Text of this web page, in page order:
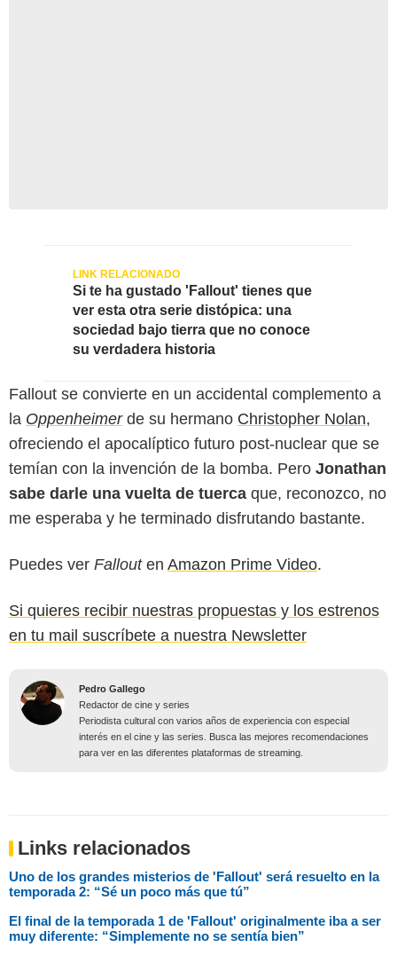
Si te ha gustado 'Fallout' tienes que
ver esta otra serie distópica: una
sociedad bajo tierra que no conoce
su verdadera historia
Fallout se convierte en un accidental complemento a
la Oppenheimerde su hermano Christopher Nolan,
ofreciendo el apocalíptico futuro post-nuclear que se
temían con la invención de la bomba. Pero Jonathan
sabe darle una vuelta de tuerca que, reconozco, no
me esperaba y he terminado disfrutando bastante.
Puedes ver Fallouten Amazon Prime Video.
Si quieres recibir nuestras propuestas y los estrenos
en tu mail suscríbete a nuestra Newsletter
Pedro Gallego
Redactor de cine y series
Periodista cultural con varios años de experiencia con especial
interés en el cine y las series. Busca las mejores recomendaciones
para ver en las diferentes plataformas de streaming.
Links relacionados
Uno de los grandes misterios de 'Fallout' será resuelto en la
temporada 2: “Sé un poco más que tú”
El final de la temporada 1 de 'Fallout' originalmente iba a ser
muy diferente: “Simplemente no se sentía bien”